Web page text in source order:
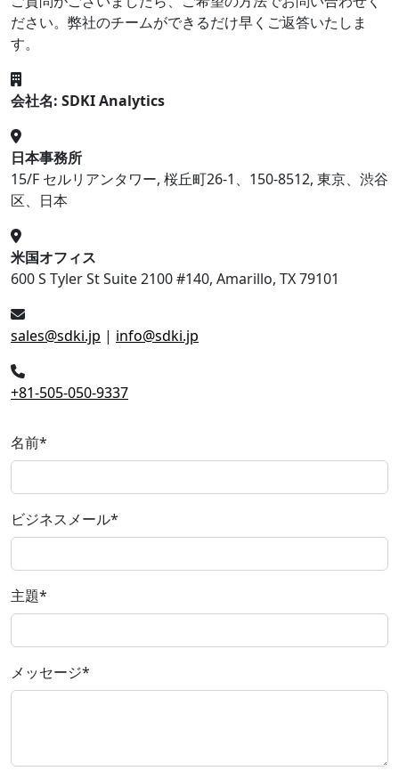
ださい。弊社のチームができるだけ早くご返答いたしま
す。
会社名: SDKI Analytics
日本事務所
15/F セルリアンタワー, 桜丘町26-1、150-8512, 東京、渋谷
区、日本
米国オフィス
600 S Tyler St Suite 2100 #140, Amarillo, TX 79101
sales@sdki.jp | info@sdki.jp
+81-505-050-9337
名前*
ビジネスメール*
主題*
メッセージ*